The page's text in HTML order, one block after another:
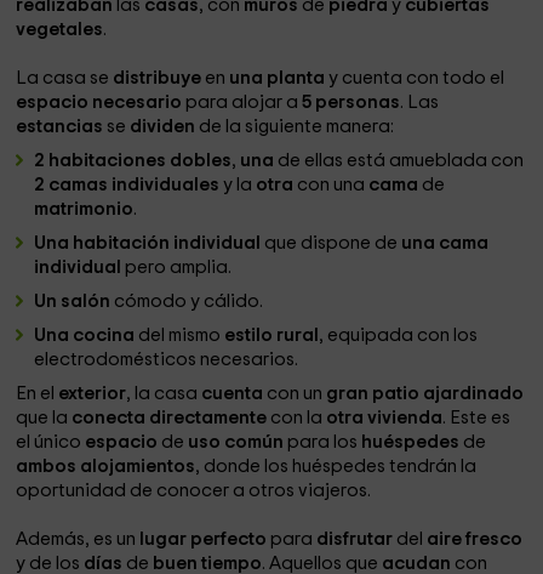
realizaban las casas, con muros de piedray cubiertas
vegetales.
La casa se distribuye en una plantay cuenta con todo el
espacio necesario para alojar a 5 personas. Las
estancias se dividen de la siguiente manera:
2 habitaciones dobles, una de ellas está amueblada con
2 camas individuales y la otra con una cama de
matrimonio.
Una habitación individual que dispone de una cama
individual pero amplia.
Un salón cómodo y cálido.
Una cocina del mismo estilo rural , equipada con los
electrodomésticos necesarios.
En el exterior, la casa cuenta con un gran patio ajardinado
que la conecta directamente con la otra vivienda. Este es
el único espacio de uso común para los huéspedes de
ambos alojamientos, donde los huéspedes tendrán la
oportunidad de conocer a otros viajeros.
Además, es un lugar perfecto para disfrutar del aire fresco
y de los días de buen tiempo. Aquellos que acudan con